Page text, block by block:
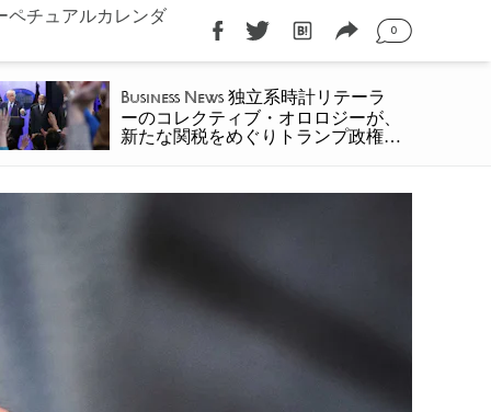
チュアルカレンダ
0
Business News独立系時計リテーラ
ーのコレクティブ・オロロジーが、
新たな関税をめぐりトランプ政権を